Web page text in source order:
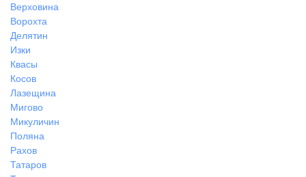
Верховина
Ворохта
Делятин
Изки
Квасы
Косов
Лазещина
Мигово
Микуличин
Поляна
Рахов
Татаров